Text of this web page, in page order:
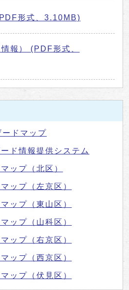
形式、3.10MB)
報） (PDF形式、
ドマップ
ド情報提供システム
ップ（北区）
ップ（左京区）
ップ（東山区）
ップ（山科区）
ップ（右京区）
ップ（西京区）
ップ（伏見区）